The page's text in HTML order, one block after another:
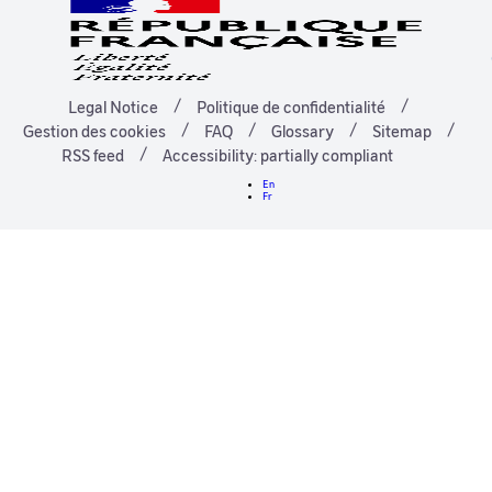
Legal Notice
Politique de confidentialité
Gestion des cookies
FAQ Glossary
Sitemap
RSS feed
Accessibility: partially compliant
En
Fr